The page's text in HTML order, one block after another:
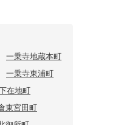
一乗寺地蔵本町
一乗寺東浦町
在地町
東宮田町